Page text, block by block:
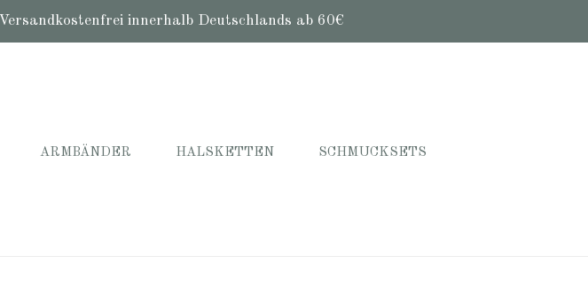
Versandkostenfrei innerhalb Deutschlands ab 60€
ARMBÄNDER HALSKETTEN SCHMUCKSETS